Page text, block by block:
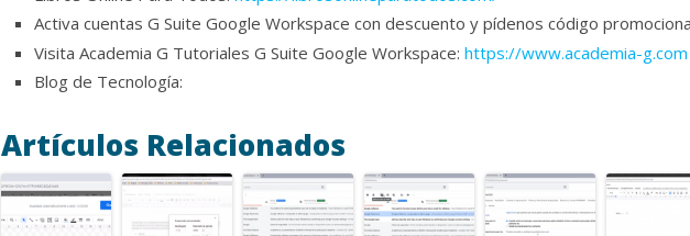
Activa cuentas G Suite Google Workspace con descuento y pídenos código
Visita Academia G Tutoriales G Suite Google Workspace: https://www.academia-g.com
Blog de Tecnología:
Artículos Relacionados